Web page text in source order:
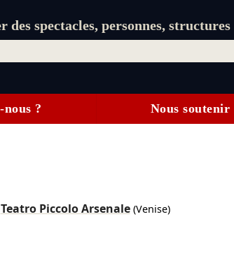
des spectacles, personnes, structures
nous ? Nous soutenir
Teatro Piccolo Arsenale(Venise)